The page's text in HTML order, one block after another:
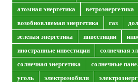
атомная энергетика
ветроэнергетика
возобновляемая энергетика
газ
зеленая энергетика
инвестиции
иностранные инвестиции
солнечная
солнечная энергетика
солнечные
уголь
электромобили